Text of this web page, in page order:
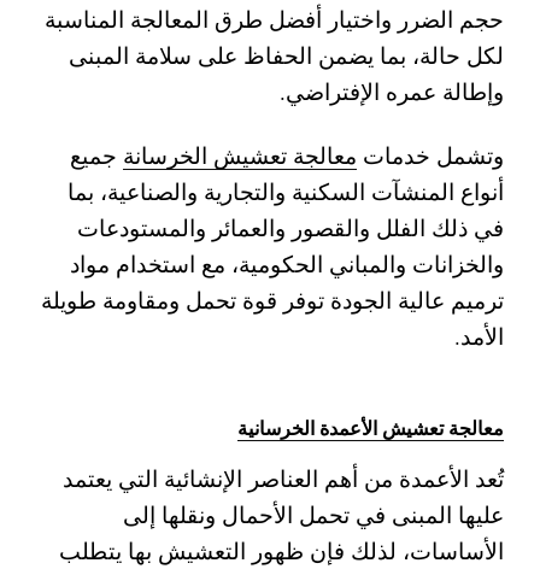
حجم الضرر واختيار أفضل طرق المعالجة المناسبة
لكل حالة، بما يضمن الحفاظ على سلامة المبنى
وإطالة عمره الإفتراضي.
وتشمل خدمات معالجة تعشيش الخرسانة جميع
أنواع المنشآت السكنية والتجارية والصناعية، بما
في ذلك الفلل والقصور والعمائر والمستودعات
والخزانات والمباني الحكومية، مع استخدام مواد
ترميم عالية الجودة توفر قوة تحمل ومقاومة طويلة
الأمد.
معالجة تعشيش الأعمدة الخرسانية
تُعد الأعمدة من أهم العناصر الإنشائية التي يعتمد
عليها المبنى في تحمل الأحمال ونقلها إلى
الأساسات، لذلك فإن ظهور التعشيش بها يتطلب